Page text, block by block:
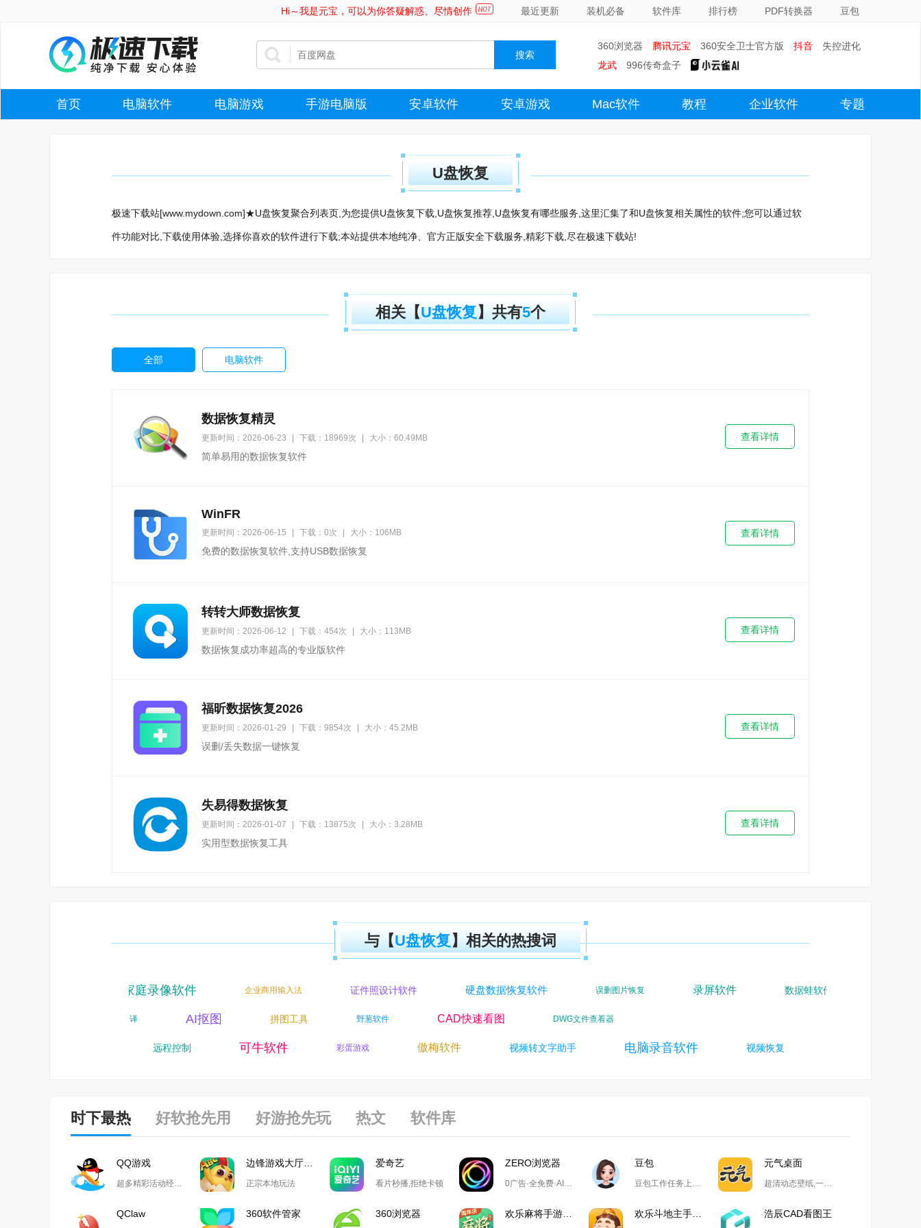
Hi～我是元宝，可以为你答疑解惑、尽情创作 最近更新 装机必备 软件库 排行榜 PDF转换器 豆包
360浏览器 腾讯元宝 360安全卫士官方版 抖音
失控进化
龙武
996传奇盒子
首页 电脑软件 电脑游戏 手游电脑版 安卓软件 安卓游戏 Mac软件 教程 企业软件 专题
U盘恢复
极速下载站[www.mydown.com]★U盘恢复聚合列表页,为您提供U盘恢复下载,U盘恢复推荐,U盘恢复有哪些服务,这里汇集了和U盘恢复相关属性的软件;您可以通过软
件功能对比,下载使用体验,选择你喜欢的软件进行下载;本站提供本地纯净、官方正版安全下载服务,精彩下载,尽在极速下载站!
相关【U盘恢复】共有5个
全部 电脑软件
数据恢复精灵
更新时间：2026-06-23 下载：18969次 大小：60.49MB
简单易用的数据恢复软件
查看详情
WinFR
更新时间：2026-06-15 下载：0次 大小：106MB
免费的数据恢复软件,支持USB数据恢复
查看详情
转转大师数据恢复
更新时间：2026-06-12 下载：454次 大小：113MB
数据恢复成功率超高的专业版软件
查看详情
福昕数据恢复2026
更新时间：2026-01-29 下载：9854次 大小：45.2MB
误删/丢失数据一键恢复
查看详情
失易得数据恢复
更新时间：2026-01-07 下载：13875次 大小：3.28MB
实用型数据恢复工具
查看详情
与【U盘恢复】相关的热搜词
家庭录像软件 企业商用输入法 证件照设计软件 硬盘数据恢复软件 误删图片恢复 录屏软件 数据蛙软件
同声传译 AI抠图 拼图工具 野葱软件 CAD快速看图 DWG文件查看器
远程控制 可牛软件 彩蛋游戏 傲梅软件 视频转文字助手 电脑录音软件 视频恢复
时下最热 好软抢先用 好游抢先玩 热文 软件库
QQ游戏
超多精彩活动经典玩法尽在QQ游戏 正宗本地玩法
爱奇艺
看片秒播,拒绝卡顿
ZERO浏览器
0广告·全免费·AI搜索·极简设计
豆包
豆包工作任务上线,开启自动化高效办公
元气桌面
超清动态壁纸,一键整理桌面
QClaw 360软件管家 360浏览器 浩辰CAD看图王